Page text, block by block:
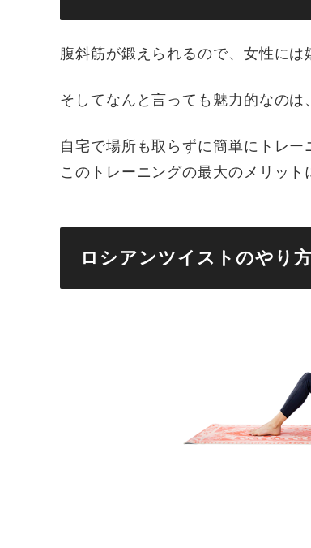
腹斜筋が鍛えられるので、女性には
そしてなんと言っても魅力的なのは
自宅で場所も取らずに簡単にトレ
このトレーニングの最大のメリット
ロシアンツイストのやり